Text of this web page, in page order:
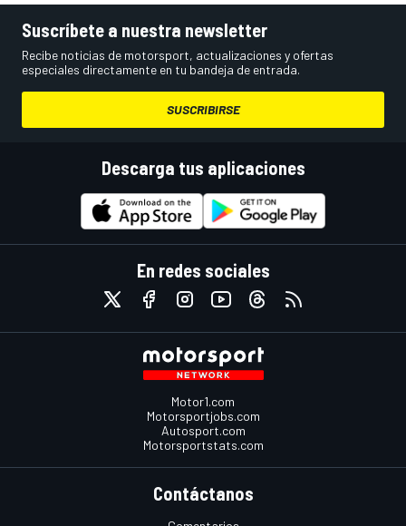
Suscríbete a nuestra newsletter
Recibe noticias de motorsport, actualizaciones y ofertas
especiales directamente en tu bandeja de entrada.
SUSCRIBIRSE
Descarga tus aplicaciones
En redes sociales
Motor1.com
Motorsportjobs.com
Autosport.com
Motorsportstats.com
Contáctanos